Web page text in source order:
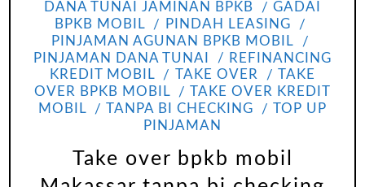
DANA TUNAI JAMINAN BPKB
GADAI
BPKB MOBIL
PINDAH LEASING
PINJAMAN AGUNAN BPKB MOBIL
PINJAMAN DANA TUNAI
REFINANCING
KREDIT MOBIL
TAKE OVER
TAKE
OVER BPKB MOBIL
TAKE OVER KREDIT
MOBIL
TANPA BI CHECKING
TOP UP
PINJAMAN
Take over bpkb mobil